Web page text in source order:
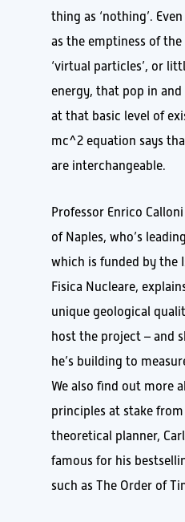
thing as ‘nothing’.
as the emptiness of
‘virtual particles’, or
energy, that pop in
at that basic level of
mc^2 equation says
are interchangeable.
Professor Enrico
of Naples, who’s
which is funded by the
Fisica Nucleare,
unique geological
host the project – and
he’s building to
We also find out more
principles at stake
theoretical planner,
famous for his
such as The Order of